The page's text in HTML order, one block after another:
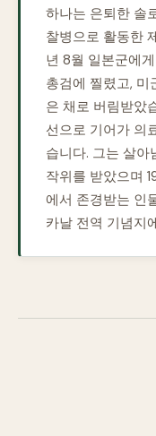
하나는 은퇴한 솔
찰병으로 활동한
년 8월 일본군에
총검에 찔렸고, 미
은 채로 버림받았
선으로 기어가 의
습니다. 그는 살아
작위를 받았으며
에서 존경받는 인
카날 전역 기념지